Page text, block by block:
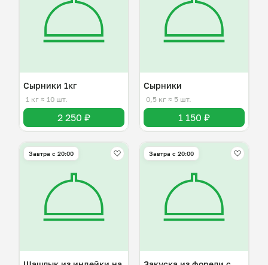
Сырники 1кг
1 кг ≈ 10 шт.
2 250 ₽
Сырники
0,5 кг ≈ 5 шт.
1 150 ₽
Завтра c 20:00 Завтра c 20:00